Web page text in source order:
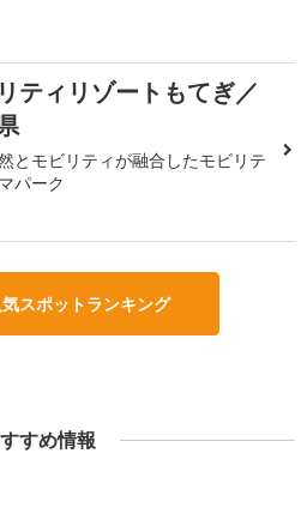
ティリゾートもてぎ／
とモビリティが融合したモビリテ
パーク
スポットランキング
すめ情報